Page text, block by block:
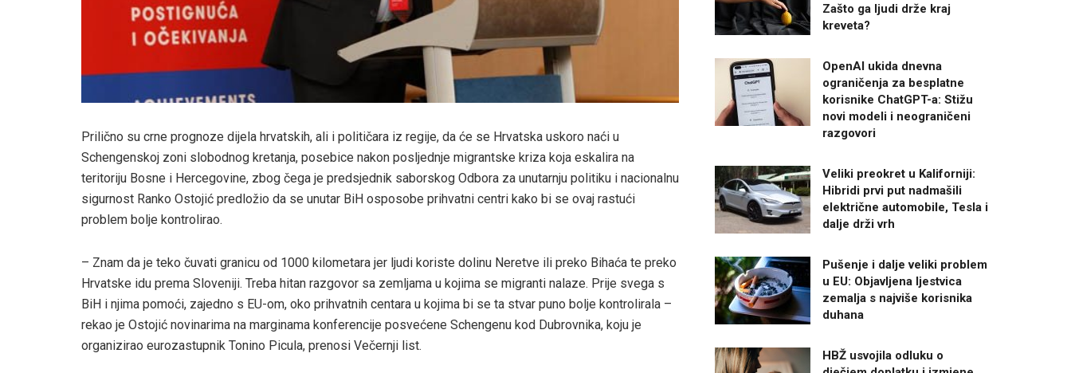
Prilično su crne prognoze dijela hrvatskih, ali i političara iz regije, da će se Hrvatska uskoro naći u
Schengenskoj zoni slobodnog kretanja, posebice nakon posljednje migrantske kriza koja eskalira na
teritoriju Bosne i Hercegovine, zbog čega je predsjednik saborskog Odbora za unutarnju politiku i nacionalnu
sigurnost Ranko Ostojić predložio da se unutar BiH osposobe prihvatni centri kako bi se ovaj rastući
problem bolje kontrolirao.
– Znam da je teko čuvati granicu od 1000 kilometara jer ljudi koriste dolinu Neretve ili preko Bihaća te preko
Hrvatske idu prema Sloveniji. Treba hitan razgovor sa zemljama u kojima se migranti nalaze. Prije svega s
BiH i njima pomoći, zajedno s EU-om, oko prihvatnih centara u kojima bi se ta stvar puno bolje kontrolirala –
rekao je Ostojić novinarima na marginama konferencije posvećene Schengenu kod Dubrovnika, koju je
organizirao eurozastupnik Tonino Picula, prenosi Večernji list.
Zašto ga ljudi drže kraj
kreveta?
OpenAI ukida dnevna
ograničenja za besplatne
korisnike ChatGPT-a: Stižu
novi modeli i neograničeni
razgovori
Veliki preokret u Kaliforniji:
Hibridi prvi put nadmašili
električne automobile, Tesla i
dalje drži vrh
Pušenje i dalje veliki problem
u EU: Objavljena ljestvica
zemalja s najviše korisnika
duhana
HBŽ usvojila odluku o